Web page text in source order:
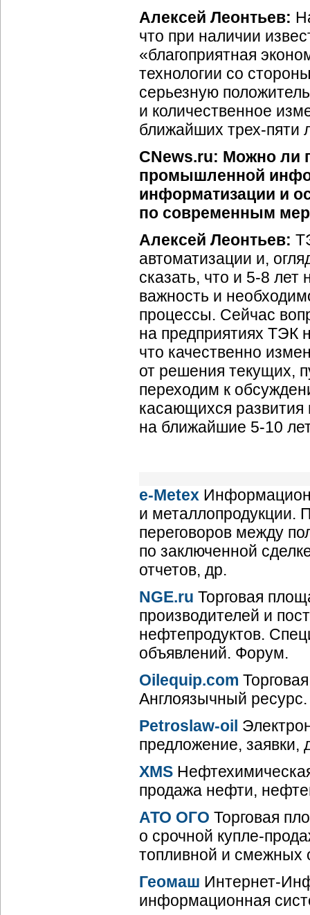
Алексей Леонтьев:
что при наличии
«благоприятная
технологии со
серьезную
и количественное
ближайших трех-пяти
CNews.ru: Можно ли
промышленной
информатизации и
по современным
Алексей Леонтьев:
автоматизации и,
сказать, что и 5-8
важность и
процессы. Сейчас
на предприятиях ТЭК
что качественно
от решения текущих,
переходим к
касающихся
на ближайшие 5-10
e-Metex
и металлопродукции.
переговоров между
по заключенной
отчетов, др.
NGE.ru Торговая
производителей и
нефтепродуктов.
объявлений. Форум.
Oilequip.com
Англоязычный ресурс.
Petroslaw-oil
предложение,
XMS
продажа нефти,
АТО ОГО Торговая
о срочной купле-
топливной и смежных
Геомаш Интернет-
информационная